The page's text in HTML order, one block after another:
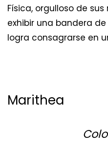
Física, orgulloso de
exhibir una bandera de
logra consagrarse en
Marithea